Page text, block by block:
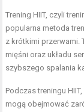
Trening HIIT, czyli
popularna metoda
z krótkimi przerwami.
mięśni oraz układu
szybszego spalania
Podczas treningu
mogą obejmować